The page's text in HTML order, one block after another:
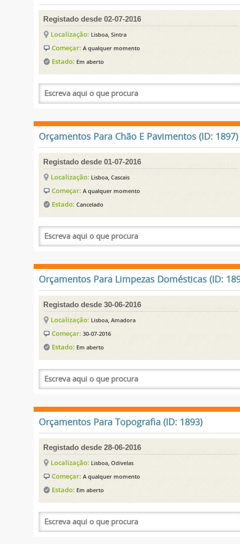
Registado desde 02-07-2016
Localização: Lisboa, Sintra
Começar:A qualquer momento
Estado: Em aberto
Orçamentos Para Chão E Pavimentos (ID: 1897)
Registado desde 01-07-2016
Localização: Lisboa, Cascais
Começar:A qualquer momento
Estado:Cancelado
Orçamentos Para Limpezas Domésticas (ID:
Registado desde 30-06-2016
Localização: Lisboa, Amadora
Começar:30-07-2016
Estado: Em aberto
Orçamentos Para Topografia (ID: 1893)
Registado desde 28-06-2016
Localização: Lisboa, Odivelas
Começar:A qualquer momento
Estado: Em aberto